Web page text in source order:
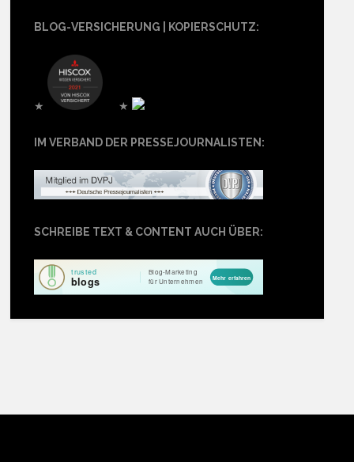
BLOG-VERSICHERUNG | KOPIERSCHUTZ:
★ ★
IM VERBAND DER PRESSEJOURNALISTEN:
SCHREIBE TEXT & CONTENT AUCH ÜBER: